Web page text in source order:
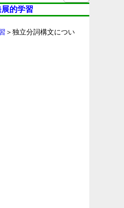
的学習
＞独立分詞構文につい